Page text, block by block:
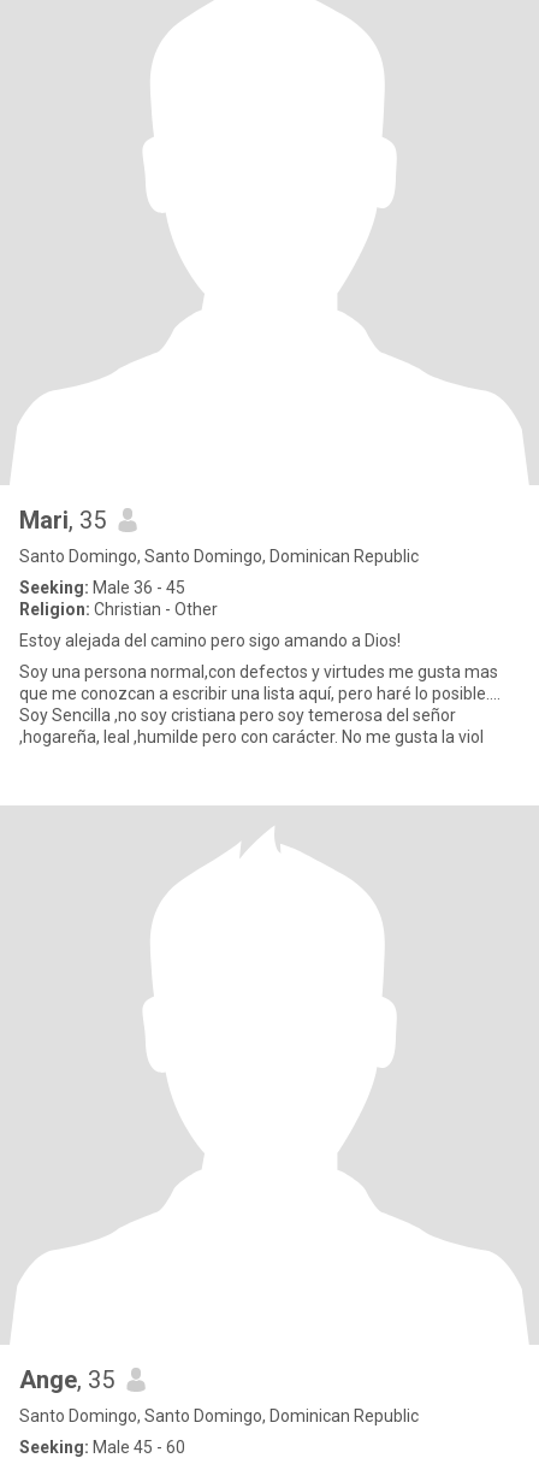
Mari, 35
Santo Domingo, Santo Domingo, Dominican Republic
Seeking: Male 36 - 45
Religion: Christian - Other
Estoy alejada del camino pero sigo amando a Dios!
Soy una persona normal,con defectos y virtudes me gusta mas
que me conozcan a escribir una lista aquí, pero haré lo posible....
Soy Sencilla ,no soy cristiana pero soy temerosa del señor
,hogareña, leal ,humilde pero con carácter. No me gusta la viol
Ange, 35
Santo Domingo, Santo Domingo, Dominican Republic
Seeking: Male 45 - 60